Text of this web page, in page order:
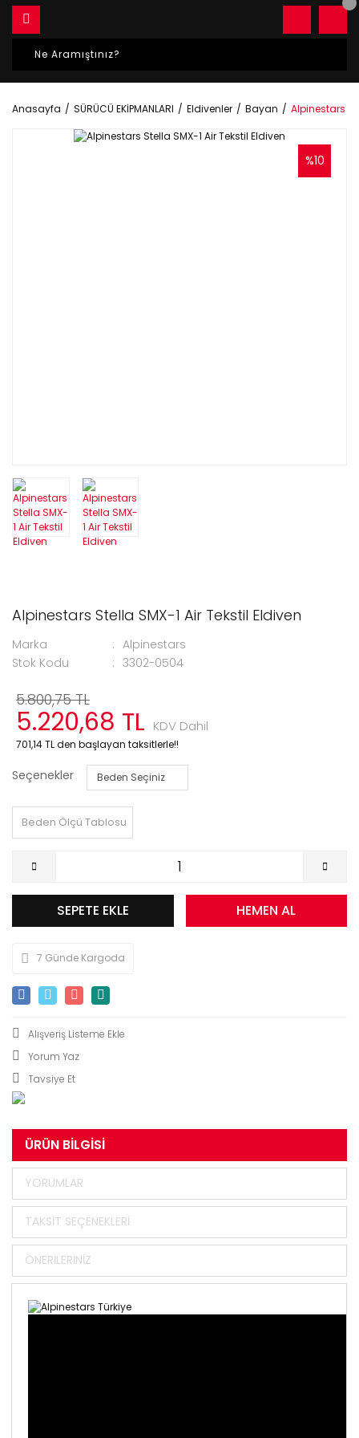
Anasayfa SÜRÜCÜ EKİPMANLARI Eldivenler Bayan Alpinestars
%10
Alpinestars Stella SMX-1 Air Tekstil Eldiven
Marka
Alpinestars
Stok Kodu
3302-0504
5.800,75 TL
5.220,68 TL KDV Dahil
701,14 TL den başlayan taksitlerle!!
Seçenekler
Beden Ölçü Tablosu
SEPETE EKLE HEMEN AL
7 Günde Kargoda
Yorum Yaz
Tavsiye Et
ÜRÜN BILGISI
YORUMLAR
TAKSIT SEÇENEKLERI
ÖNERILERINIZ